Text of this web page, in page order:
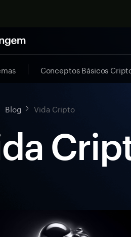
Conceptos Básicos
Blog Vida Cripto